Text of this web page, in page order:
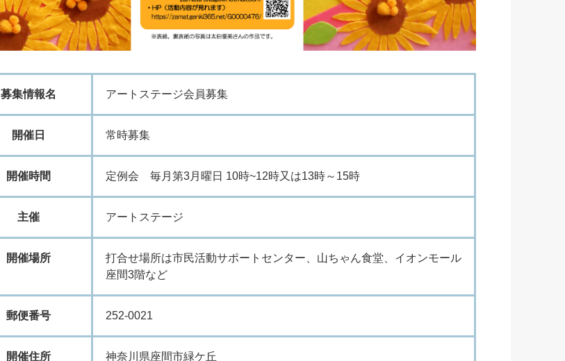
募集情報名 アートステージ会員募集
開催日 常時募集
開催時間 定例会 毎月第3月曜日 10時~12時又は13時～15時
主催 アートステージ
開催場所
打合せ場所は市民活動サポートセンター、山ちゃん食堂、イオンモール
座間3階など
郵便番号 252-0021
開催住所
神奈川県座間市緑ケ丘